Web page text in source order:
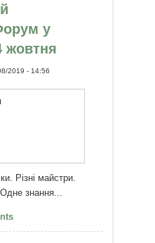
у
жовтня
2019 - 14:56
Різні майстри.
знання...
Езотеричний
- 9-14 жовтня